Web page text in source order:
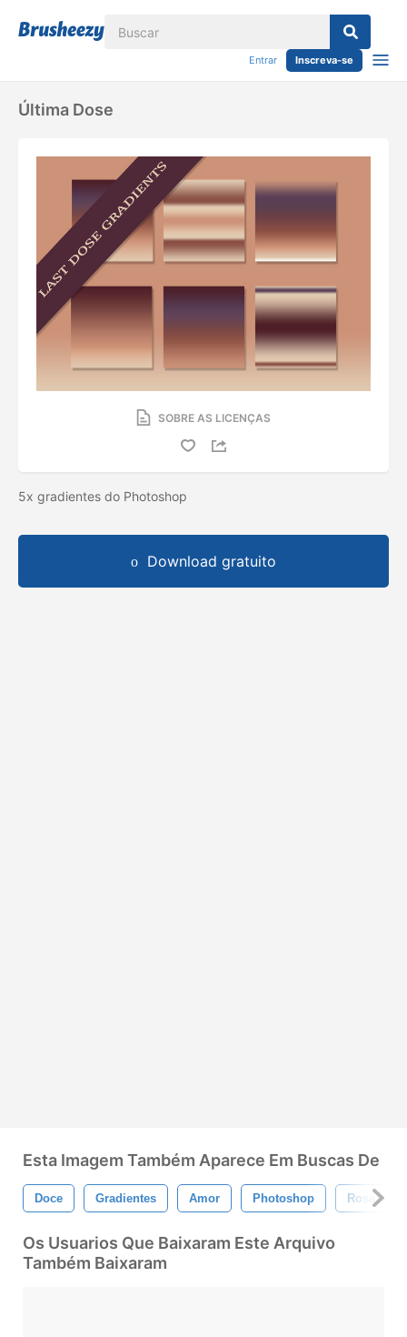
Entrar Inscreva-se
Última Dose
SOBRE AS LICENÇAS
5x gradientes do Photoshop
Download gratuito
Esta Imagem Também Aparece Em Buscas De
Doce Gradientes Amor Photoshop Rosa
Os Usuarios Que Baixaram Este Arquivo
Também Baixaram